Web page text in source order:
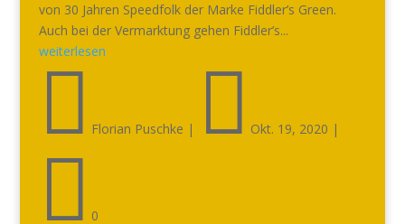
von 30 Jahren Speedfolk der Marke Fiddler’s Green.
Auch bei der Vermarktung gehen Fiddler’s...
weiterlesen
 Florian Puschke |  Okt. 19, 2020 |
 0